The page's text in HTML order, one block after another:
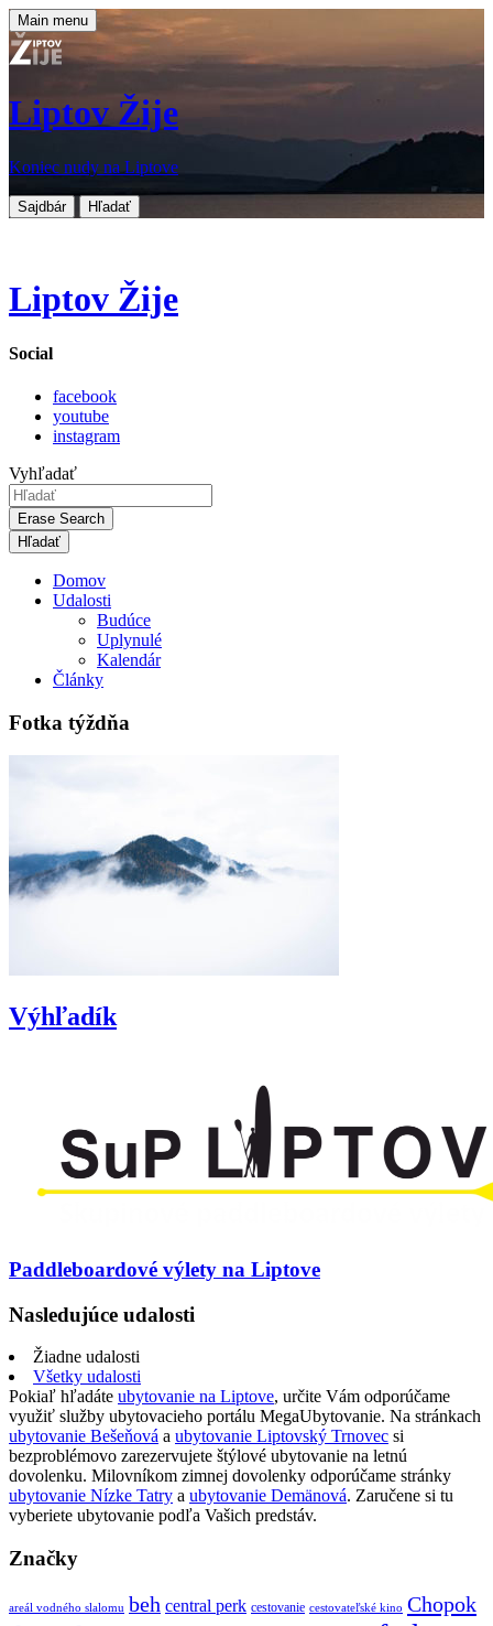
Main menu
Liptov Žije
Koniec nudy na Liptove
Sajdbár Hľadať
Liptov Žije
Social
facebook
youtube
instagram
Vyhľadať
Erase Search
Domov
Udalosti
Budúce
Uplynulé
Kalendár
Články
Fotka týždňa
Výhľadík
Paddleboardové výlety na Liptove
Nasledujúce udalosti
Žiadne udalosti
Všetky udalosti
Pokiaľ hľadáte ubytovanie na Liptove, určite Vám odporúčame
využiť služby ubytovacieho portálu MegaUbytovanie. Na stránkach
ubytovanie Bešeňová a ubytovanie Liptovský Trnovec si
bezproblémovo zarezervujete štýlové ubytovanie na letnú
dovolenku. Milovníkom zimnej dovolenky odporúčame stránky
ubytovanie Nízke Tatry a ubytovanie Demänová. Zaručene si tu
vyberiete ubytovanie podľa Vašich predstáv.
Značky
areál vodného slalomu beh central perk cestovanie cestovateľské kino Chopok